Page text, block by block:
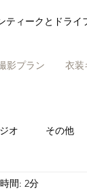
ティークとドライ
影プラン 衣装
オ その他
間: 2分